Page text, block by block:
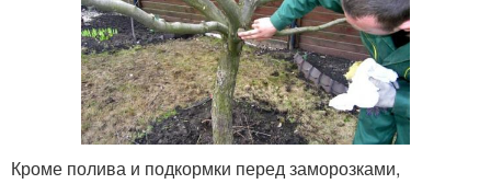
Кроме полива и подкормки перед заморозками,